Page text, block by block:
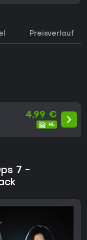
Preisverlauf
4,99 €
7 -